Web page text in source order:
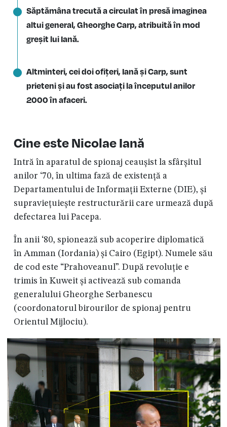
Săptămâna trecută a circulat în presă imaginea
altui general, Gheorghe Carp, atribuită în mod
greșit lui Iană.
Altminteri, cei doi ofițeri, Iană și Carp, sunt
prieteni și au fost asociați la începutul anilor
2000 în afaceri.
Cine este Nicolae Iană
Intră în aparatul de spionaj ceaușist la sfârșitul
anilor ‘70, în ultima fază de existență a
Departamentului de Informații Externe (DIE), și
supraviețuiește restructurării care urmează după
defectarea lui Pacepa.
În anii ‘80, spionează sub acoperire diplomatică
în Amman (Iordania) și Cairo (Egipt). Numele său
de cod este “Prahoveanul”. După revoluție e
trimis în Kuweit și activează sub comanda
generalului Gheorghe Serbanescu
(coordonatorul birourilor de spionaj pentru
Orientul Mijlociu).